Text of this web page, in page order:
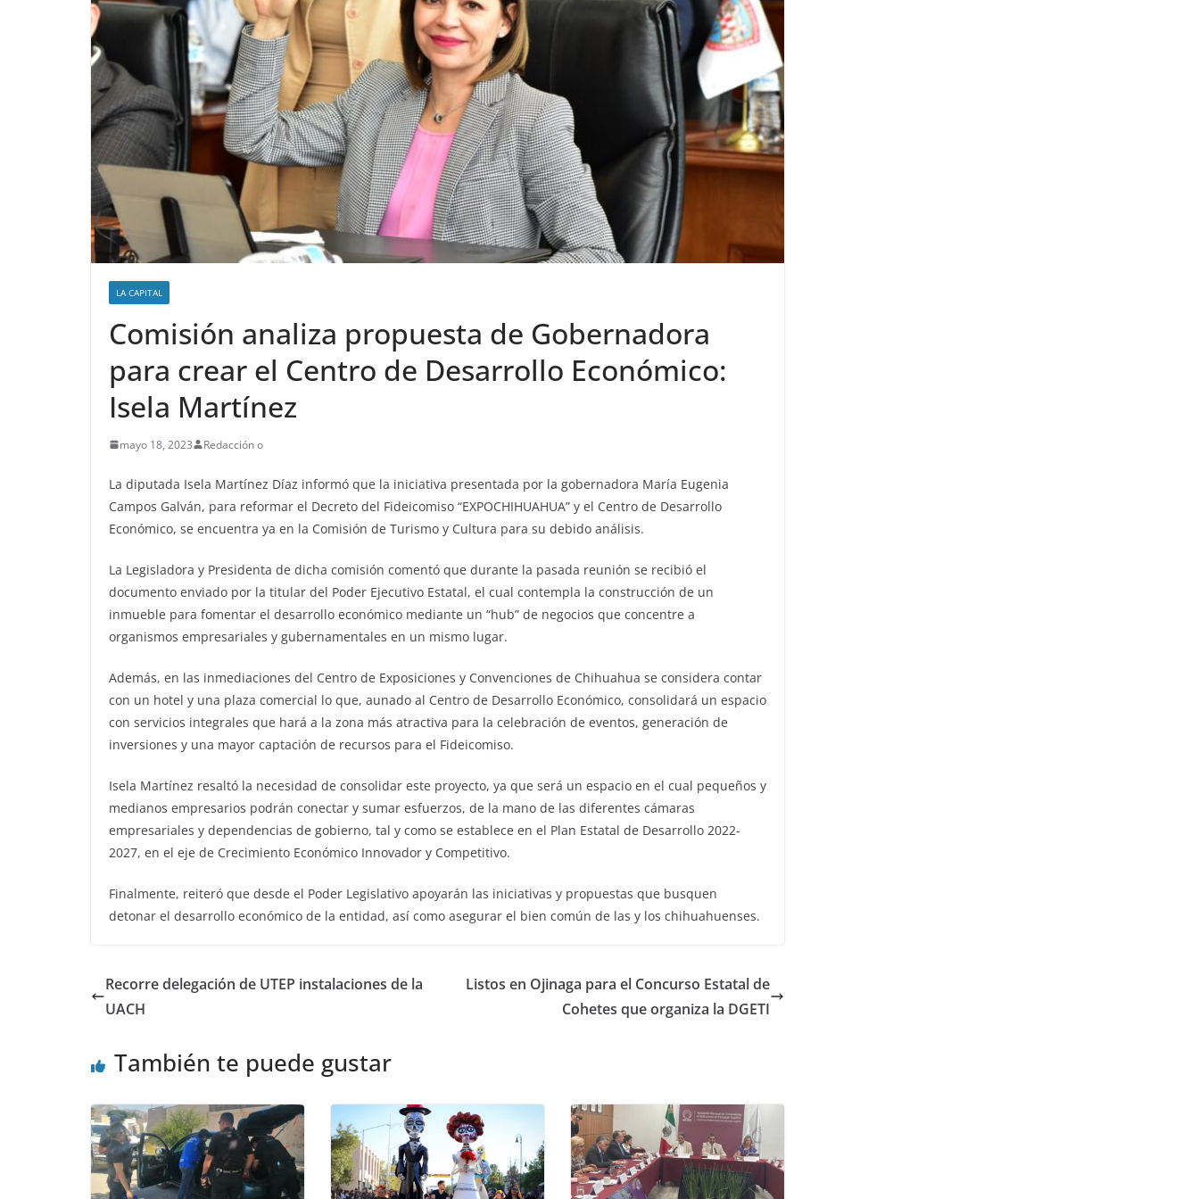
LA CAPITAL
Comisión analiza propuesta de Gobernadora
para crear el Centro de Desarrollo Económico:
Isela Martínez
mayo 18, 2023 Redacción o
La diputada Isela Martínez Díaz informó que la iniciativa presentada por la gobernadora María Eugenia
Campos Galván, para reformar el Decreto del Fideicomiso “EXPOCHIHUAHUA” y el Centro de Desarrollo
Económico, se encuentra ya en la Comisión de Turismo y Cultura para su debido análisis.
La Legisladora y Presidenta de dicha comisión comentó que durante la pasada reunión se recibió el
documento enviado por la titular del Poder Ejecutivo Estatal, el cual contempla la construcción de un
inmueble para fomentar el desarrollo económico mediante un “hub” de negocios que concentre a
organismos empresariales y gubernamentales en un mismo lugar.
Además, en las inmediaciones del Centro de Exposiciones y Convenciones de Chihuahua se considera contar
con un hotel y una plaza comercial lo que, aunado al Centro de Desarrollo Económico, consolidará un espacio
con servicios integrales que hará a la zona más atractiva para la celebración de eventos, generación de
inversiones y una mayor captación de recursos para el Fideicomiso.
Isela Martínez resaltó la necesidad de consolidar este proyecto, ya que será un espacio en el cual pequeños y
medianos empresarios podrán conectar y sumar esfuerzos, de la mano de las diferentes cámaras
empresariales y dependencias de gobierno, tal y como se establece en el Plan Estatal de Desarrollo 2022-
2027, en el eje de Crecimiento Económico Innovador y Competitivo.
Finalmente, reiteró que desde el Poder Legislativo apoyarán las iniciativas y propuestas que busquen
detonar el desarrollo económico de la entidad, así como asegurar el bien común de las y los chihuahuenses.
Recorre delegación de UTEP instalaciones de la
UACH
Listos en Ojinaga para el Concurso Estatal de
Cohetes que organiza la DGETI
También te puede gustar